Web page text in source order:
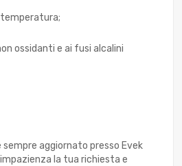
ossidanti e ai fusi alcalini
sempre aggiornato presso Evek
la tua richiesta e